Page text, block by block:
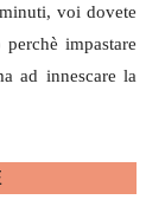
voi dovete
impastare
ad innescare la